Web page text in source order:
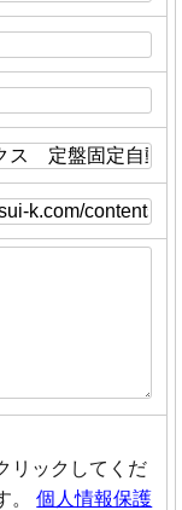
リックしてくだ
個人情報保護